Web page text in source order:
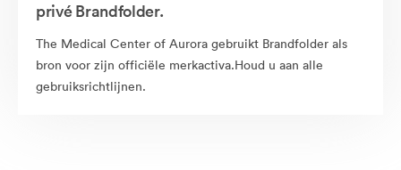
privé Brandfolder.
The Medical Center of Aurora gebruikt Brandfolder als
bron voor zijn officiële merkactiva.Houd u aan alle
gebruiksrichtlijnen.